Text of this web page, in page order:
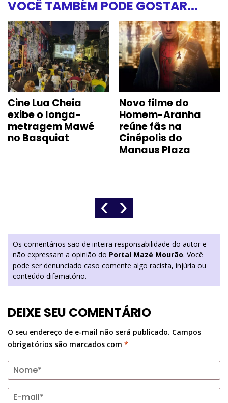
VOCÊ TAMBÉM PODE GOSTAR...
Cine Lua Cheia
exibe o longa-
metragem Mawé
no Basquiat
Novo filme do
Homem-Aranha
reúne fãs na
Cinépolis do
Manaus Plaza
‹ ›
Os comentários são de inteira responsabilidade do autor e
não expressam a opinião do Portal Mazé Mourão. Você
pode ser denunciado caso comente algo racista, injúria ou
conteúdo difamatório.
DEIXE SEU COMENTÁRIO
O seu endereço de e-mail não será publicado. Campos
obrigatórios são marcados com *